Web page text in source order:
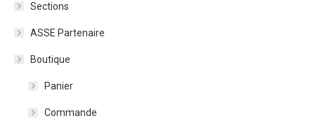
Sections
ASSE Partenaire
Boutique
Panier
Commande